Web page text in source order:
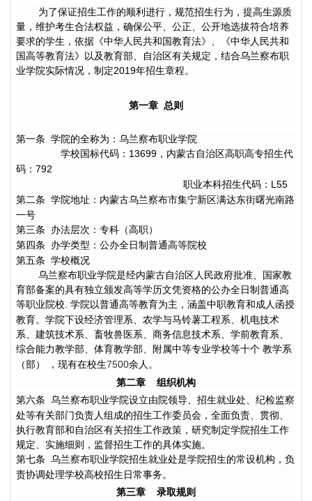
为了保证招生工作的顺利进行，规范招生行为，提高生源质
量，维护考生合法权益，确保公平、公正、公开地选拔符合培养
要求的学生，依据《中华人民共和国教育法》、《中华人民共和
国高等教育法》以及教育部、自治区有关规定，结合乌兰察布职
业学院实际情况，制定2019年招生章程。
第一章 总则
第一条 学院的全称为：乌兰察布职业学院
学校国标代码： 13699 ，内蒙古自治区高职高专招生代
码： 792
职业本科招生代码： L55
第二条 学院地址：内蒙古乌兰察布市集宁新区满达东街曙光南路
一号
第三条 办法层次：专科（高职）
第四条 办学类型：公办全日制普通高等院校
第五条 学校概况
乌兰察布职业学院是经内蒙古自治区人民政府批准、国家教
育部备案的具有独立颁发高等学历文凭资格的公办全日制普通高
等职业院校 学院以普通高等教育为主，涵盖中职教育和成人函授
教育。学院下设经济管理系、农学与马铃薯工程系、机电技术
系、建筑技术系、畜牧兽医系、商务信息技术系、学前教育系、
综合能力教学部、体育教学部、附属中等专业学校等十个 教学系
（部）
，现有在校生7500余人。
第二章
组织机构
第六条 乌兰察布职业学院设立由院领导、招生就业处、纪检监察
处等有关部门负责人组成的招生工作委员会，全面负责、贯彻、
执行教育部和自治区有关招生工作政策，研究制定学院招生工作
规定、实施细则，监督招生工作的具体实施。
第七条 乌兰察布职业学院招生就业处是学院招生的常设机构，负
责协调处理学校高校招生日常事务。
第三章
录取规则